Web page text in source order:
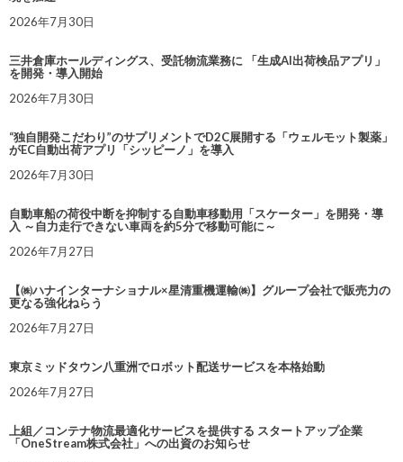
2026年7月30日
三井倉庫ホールディングス、受託物流業務に 「生成AI出荷検品アプリ」
を開発・導入開始
2026年7月30日
“独自開発こだわり”のサプリメントでD2C展開する「ウェルモット製薬」
がEC自動出荷アプリ「シッピーノ」を導入
2026年7月30日
自動車船の荷役中断を抑制する自動車移動用「スケーター」を開発・導
入 ～自力走行できない車両を約5分で移動可能に～
2026年7月27日
【㈱ハナインターナショナル×星清重機運輸㈱】グループ会社で販売力の
更なる強化ねらう
2026年7月27日
東京ミッドタウン八重洲でロボット配送サービスを本格始動
2026年7月27日
上組／コンテナ物流最適化サービスを提供する スタートアップ企業
「OneStream株式会社」への出資のお知らせ